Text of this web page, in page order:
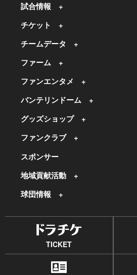
試合情報
チケット
チームデータ
ファーム
ファンエンタメ
バンテリンドーム
グッズショップ
ファンクラブ
スポンサー
地域貢献活動
球団情報
TICKET